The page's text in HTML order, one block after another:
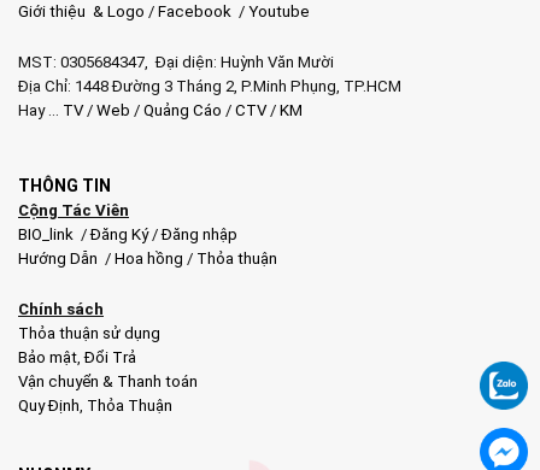
Giới thiệu & Logo / Facebook / Youtube
MST: 0305684347, Đại diện: Huỳnh Văn Mười
Địa Chỉ: 1448 Đường 3 Tháng 2, P.Minh Phụng, TP.HCM
Hay …
TV/ Web / Quảng Cáo / CTV/ KM
THÔNG TIN
Cộng Tác Viên
BIO_link /Đăng Ký /Đăng nhập
Hướng Dẫn / Hoa hồng / Thỏa thuận
Chính sách
Thỏa thuận sử dụng
Bảo mật ,Đổi Trả
Vận chuyển & Thanh toán
Quy Định Thỏa Thuận